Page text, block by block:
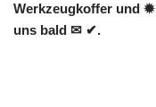
Werkzeugkoffer und
uns bald ✉ ✔.